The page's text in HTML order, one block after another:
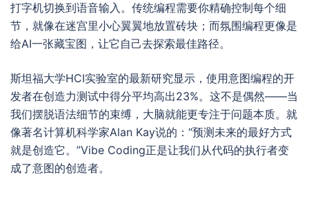
打字机切换到语音输入。传统编程需要你精确控制每个细
节，就像在迷宫里小心翼翼地放置砖块；而氛围编程更像是
给AI一张藏宝图，让它自己去探索最佳路径。
斯坦福大学HCI实验室的最新研究显示，使用意图编程的开
发者在创造力测试中得分平均高出23%。这不是偶然——当
我们摆脱语法细节的束缚，大脑就能更专注于问题本质。就
像著名计算机科学家Alan Kay说的：“预测未来的最好方式
就是创造它。”Vibe Coding正是让我们从代码的执行者变
成了意图的创造者。